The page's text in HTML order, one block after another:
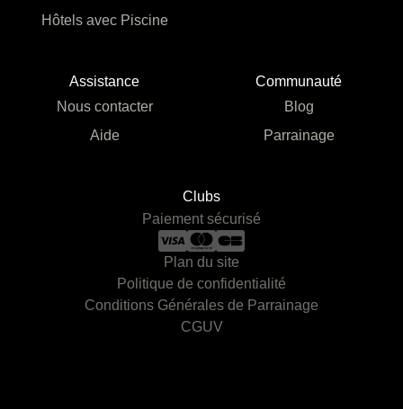
Hôtels avec Piscine
Assistance
Nous contacter
Aide
Communauté
Blog
Parrainage
Clubs
Paiement sécurisé
Plan du site
Politique de confidentialité
Conditions Générales de Parrainage
CGUV